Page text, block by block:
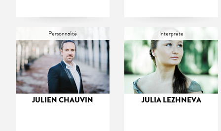
Personnalité
JULIEN CHAUVIN
Interprète
JULIA LEZHNEVA